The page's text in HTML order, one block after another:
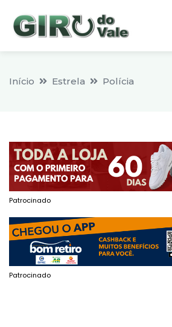
Início Estrela Polícia
Patrocinado
Patrocinado